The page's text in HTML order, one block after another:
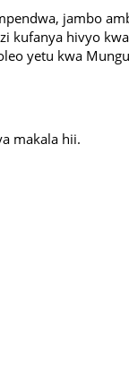
jambo
kufanya hivyo
yetu kwa
makala hii.